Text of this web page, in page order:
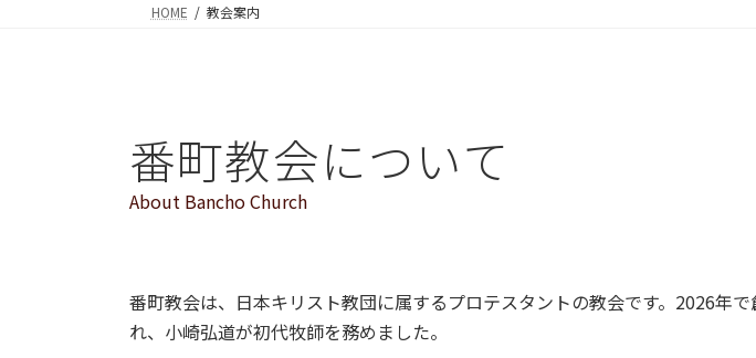
HOME 教会案内
番町教会について
About Bancho Church
番町教会は、日本キリスト教団に属するプロテスタントの教会です。2026年
れ、小崎弘道が初代牧師を務めました。